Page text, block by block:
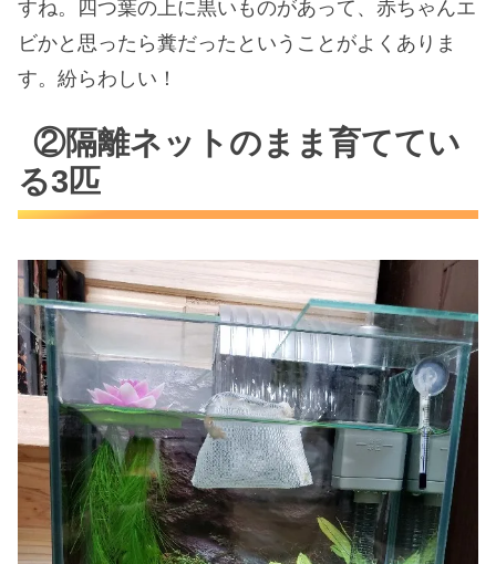
すね。四つ葉の上に黒いものがあって、赤ちゃんエ
ビかと思ったら糞だったということがよくありま
す。紛らわしい！
②隔離ネットのまま育ててい
る3匹